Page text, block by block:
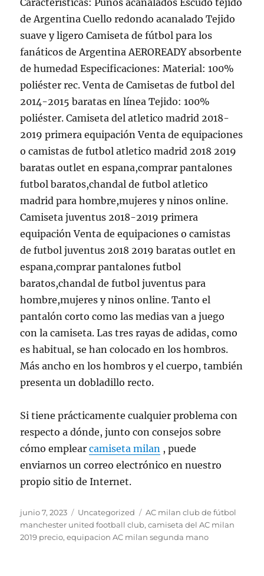
Características: Puños acanalados Escudo tejido
de Argentina Cuello redondo acanalado Tejido
suave y ligero Camiseta de fútbol para los
fanáticos de Argentina AEROREADY absorbente
de humedad Especificaciones: Material: 100%
poliéster rec. Venta de Camisetas de futbol del
2014-2015 baratas en línea Tejido: 100%
poliéster. Camiseta del atletico madrid 2018-
2019 primera equipación Venta de equipaciones
o camistas de futbol atletico madrid 2018 2019
baratas outlet en espana,comprar pantalones
futbol baratos,chandal de futbol atletico
madrid para hombre,mujeres y ninos online.
Camiseta juventus 2018-2019 primera
equipación Venta de equipaciones o camistas
de futbol juventus 2018 2019 baratas outlet en
espana,comprar pantalones futbol
baratos,chandal de futbol juventus para
hombre,mujeres y ninos online. Tanto el
pantalón corto como las medias van a juego
con la camiseta. Las tres rayas de adidas, como
es habitual, se han colocado en los hombros.
Más ancho en los hombros y el cuerpo, también
presenta un dobladillo recto.
Si tiene prácticamente cualquier problema con
respecto a dónde, junto con consejos sobre
cómo emplearcamiseta milan , puede
enviarnos un correo electrónico en nuestro
propio sitio de Internet.
Publicado
el
junio 7, 2023 Categorías
Uncategorized Etiquetas
AC milan club de fútbol
manchester united football club,camiseta del AC milan
2019 precio,equipacion AC milan segunda mano